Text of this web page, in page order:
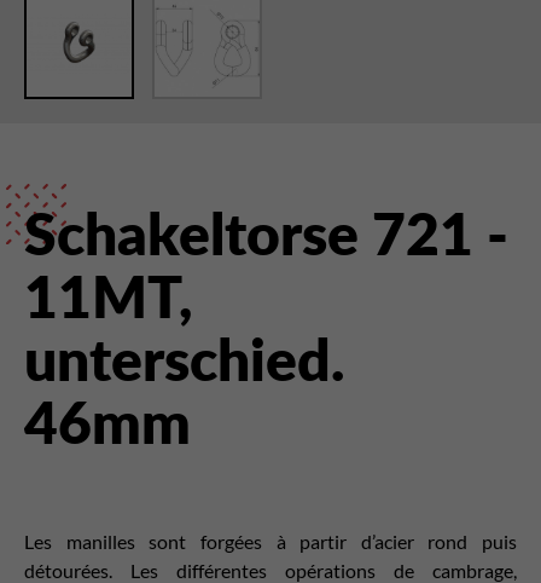
Schakeltorse 721 -
11MT,
unterschied.
46mm
Les manilles sont forgées à partir d’acier rond puis
détourées. Les différentes opérations de cambrage,